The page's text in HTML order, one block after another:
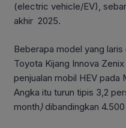
(electric vehicle/EV),
akhir 2025.
Beberapa model yang
Toyota Kijang Innova
penjualan mobil HEV pada
Angka itu turun tipis 3,2
month)dibandingkan